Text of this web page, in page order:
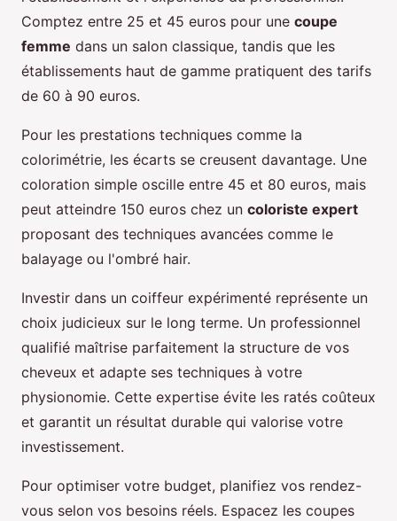
Comptez entre 25 et 45 euros pour une coupe
femme dans un salon classique, tandis que les
établissements haut de gamme pratiquent des tarifs
de 60 à 90 euros.
Pour les prestations techniques comme la
colorimétrie, les écarts se creusent davantage. Une
coloration simple oscille entre 45 et 80 euros, mais
peut atteindre 150 euros chez un coloriste expert
proposant des techniques avancées comme le
balayage ou l'ombré hair.
Investir dans un coiffeur expérimenté représente un
choix judicieux sur le long terme. Un professionnel
qualifié maîtrise parfaitement la structure de vos
cheveux et adapte ses techniques à votre
physionomie. Cette expertise évite les ratés coûteux
et garantit un résultat durable qui valorise votre
investissement.
Pour optimiser votre budget, planifiez vos rendez-
vous selon vos besoins réels. Espacez les coupes